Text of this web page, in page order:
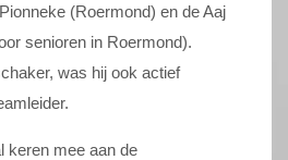
(Roermond) en de Aaj
senioren in Roermond).
was hij ook actief
keren mee aan de